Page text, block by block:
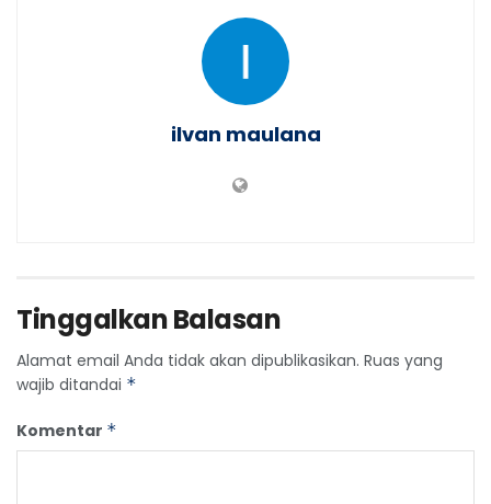
ilvan maulana
Tinggalkan Balasan
Alamat email Anda tidak akan dipublikasikan. Ruas yang
wajib ditandai *
Komentar *